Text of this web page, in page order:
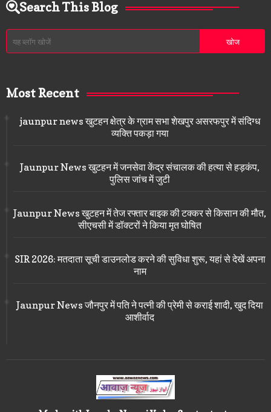
Search This Blog
Most Recent
jaunpur news खुटहन क्षेत्र के ग्राम सभा शेखपुर असरफपुर में संदिग्ध
व्यक्ति पकड़ा गया
Jaunpur News खुटहन में जनसेवा केंद्र संचालक की हत्या से हड़कंप,
पुलिस जांच में जुटी
Jaunpur News खुटहन में तेज रफ्तार बाइक की टक्कर से किसान की मौत,
सीएचसी में डॉक्टरों ने किया मृत घोषित
SIR 2026: मतदाता सूची डाउनलोड करने की सुविधा शुरू, यहां से देखें अपना
नाम
Jaunpur News जौनपुर में पति ने पत्नी की प्रेमी से कराई शादी, खुद दिया
आशीर्वाद